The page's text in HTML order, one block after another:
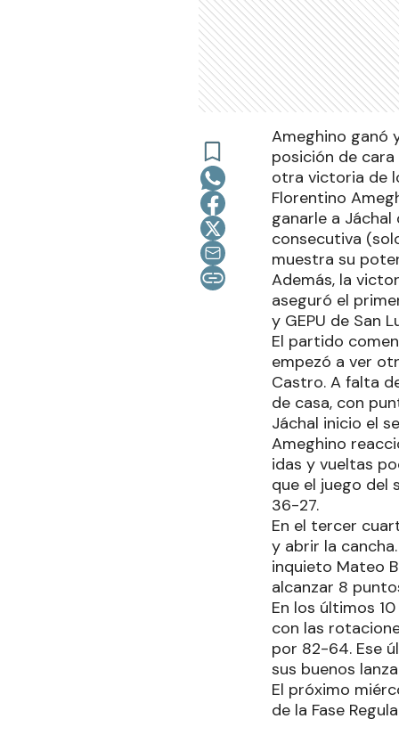
Ameghino ganó
posición de
otra victoria de
Florentino
ganarle a Jáchal
consecutiva
muestra su
Además, la
aseguró el
y GEPU de San
El partido
empezó a ver
Castro. A falta
de casa, con
Jáchal inicio el
Ameghino
idas y vueltas
que el juego del
36-27.
En el tercer
y abrir la
inquieto Mateo
alcanzar 8
En los últimos
con las
por 82-64. Ese
sus buenos
El próximo
de la Fase